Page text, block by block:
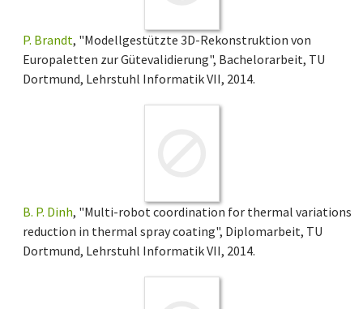
P. Brandt, "Modellgestützte 3D-Rekonstruktion von
Europaletten zur Gütevalidierung", Bachelorarbeit, TU
Dortmund, Lehrstuhl Informatik VII, 2014.
B. P. Dinh, "Multi-robot coordination for thermal variations
reduction in thermal spray coating", Diplomarbeit, TU
Dortmund, Lehrstuhl Informatik VII, 2014.